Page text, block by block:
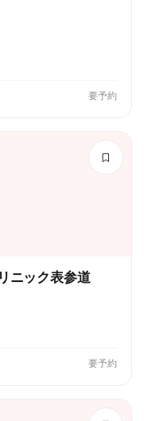
要予約
ニック表参道
要予約